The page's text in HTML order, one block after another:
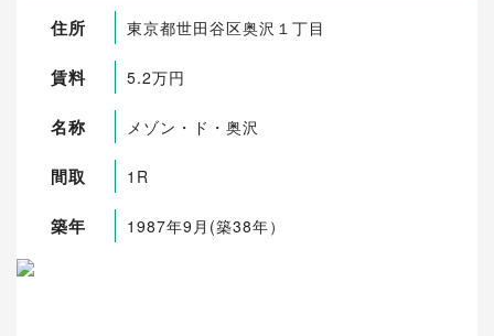
住所 東京都世田谷区奥沢１丁目
賃料 5.2万円
名称 メゾン・ド・奥沢
間取 1R
築年 1987年9月(築38年）